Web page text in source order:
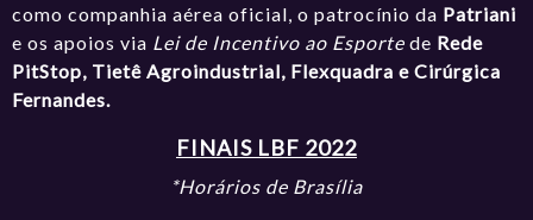
como companhia aérea oficial, o patrocínio da Patriani
e os apoios via Lei de Incentivo ao Esporte de Rede
PitStop, Tietê Agroindustrial, Flexquadra e Cirúrgica
Fernandes.
FINAIS LBF 2022
*Horários de Brasília